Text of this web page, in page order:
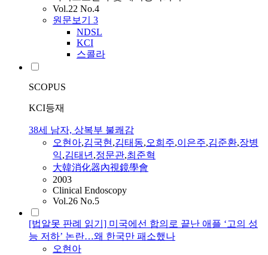
Vol.22 No.4
원문보기 3
NDSL
KCI
스콜라
SCOPUS
KCI등재
38세 남자, 상복부 불쾌감
오현아,김국현,김태동,오희주,이은주,김준환,장병
익,김태년,정문관,최준혁
大韓消化器內視鏡學會
2003
Clinical Endoscopy
Vol.26 No.5
[법알못 판례 읽기] 미국에선 합의로 끝난 애플 ‘고의 성
능 저하’ 논란…왜 한국만 패소했나
오현아